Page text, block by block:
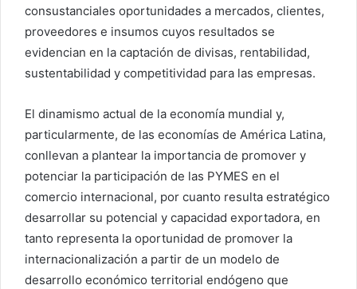
consustanciales oportunidades a mercados, clientes,
proveedores e insumos cuyos resultados se
evidencian en la captación de divisas, rentabilidad,
sustentabilidad y competitividad para las empresas.
El dinamismo actual de la economía mundial y,
particularmente, de las economías de América Latina,
conllevan a plantear la importancia de promover y
potenciar la participación de las PYMES en el
comercio internacional, por cuanto resulta estratégico
desarrollar su potencial y capacidad exportadora, en
tanto representa la oportunidad de promover la
internacionalización a partir de un modelo de
desarrollo económico territorial endógeno que